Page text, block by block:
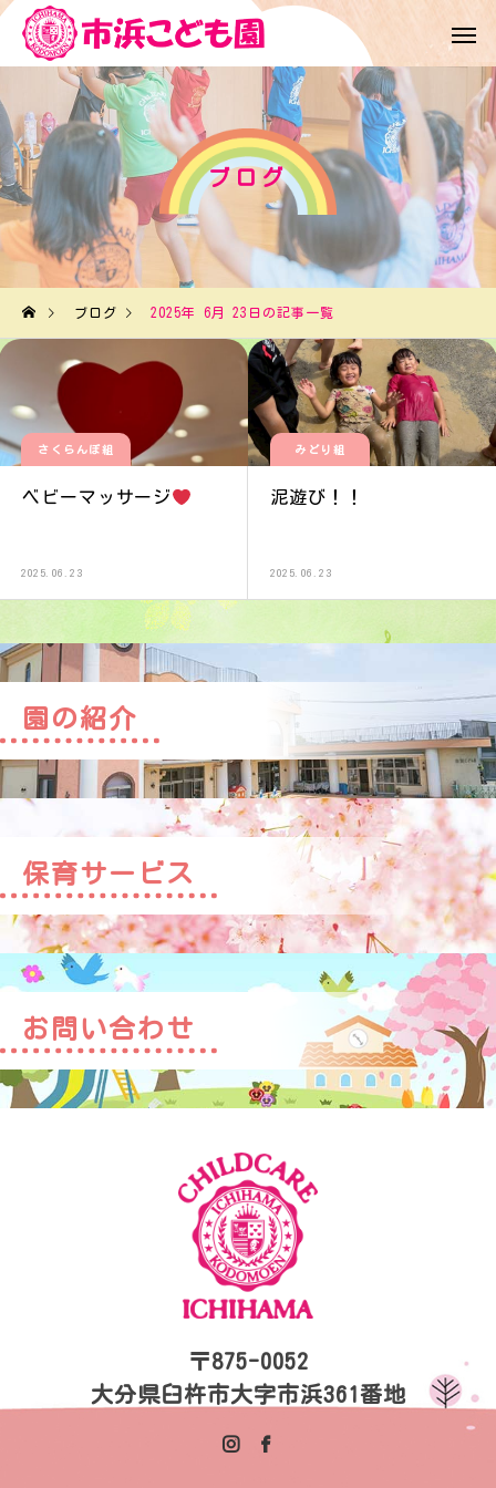
ブログ
ブログ 2025年 6月 23日の記事一覧
さくらんぼ組
ベビーマッサージ
2025.06.23
みどり組
泥遊び！！
2025.06.23
園の紹介
保育サービス
お問い合わせ
〒875-0052
大分県臼杵市大字市浜361番地